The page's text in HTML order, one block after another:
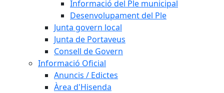
Informació del Ple municipal
Desenvolupament del Ple
Junta govern local
Junta de Portaveus
Consell de Govern
Informació Oficial
Anuncis / Edictes
Àrea d'Hisenda